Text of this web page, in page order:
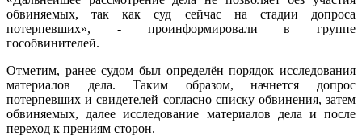
обвиняемых, так как суд сейчас на стадии допроса
потерпевших», - проинформировали в группе
гособвинителей.
Отметим, ранее судом был определён порядок исследования
материалов дела. Таким образом, начнется допрос
потерпевших и свидетелей согласно списку обвинения, затем
обвиняемых, далее исследование материалов дела и после
переход к прениям сторон.